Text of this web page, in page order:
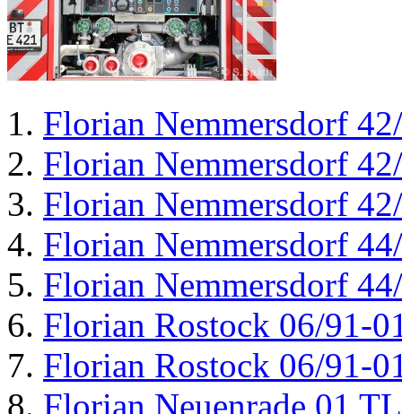
Florian Nemmersdorf
Florian Nemmersdorf
Florian Nemmersdorf
Florian Nemmersdorf
Florian Nemmersdorf
Florian Rostock 06/91-
Florian Rostock 06/91-
Florian Neuenrade 01